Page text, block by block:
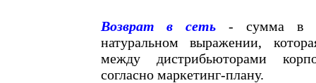
Возврат в сеть - сумма в
натуральном выражении,
между дистрибьюторами
согласно маркетинг-плану.